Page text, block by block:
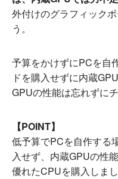
外付けのグラフィック
う。
予算をかけずにPCを自
ドを購入せずに内蔵
GPUの性能は忘れずに
【POINT】
低予算でPCを自作する
入せず、内蔵GPUの性
優れたCPUを購入しまし